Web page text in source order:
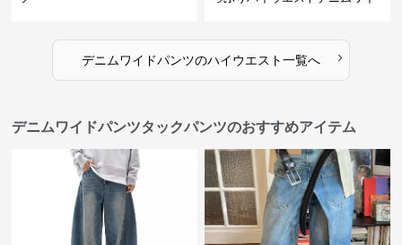
デニムワイドパンツのハイウエスト一覧へ ›
デニムワイドパンツタックパンツのおすすめアイテム